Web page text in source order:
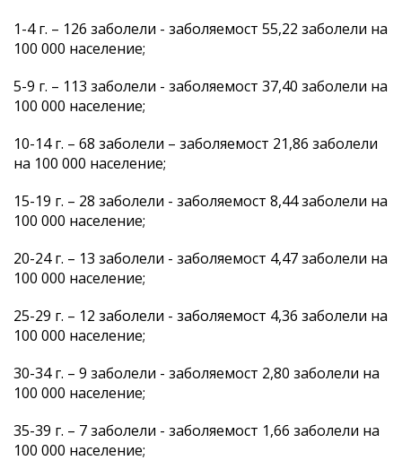
1-4 г. – 126 заболели - заболяемост 55,22 заболели на
100 000 население;
5-9 г. – 113 заболели - заболяемост 37,40 заболели на
100 000 население;
10-14 г. – 68 заболели – заболяемост 21,86 заболели
на 100 000 население;
15-19 г. – 28 заболели - заболяемост 8,44 заболели на
100 000 население;
20-24 г. – 13 заболели - заболяемост 4,47 заболели на
100 000 население;
25-29 г. – 12 заболели - заболяемост 4,36 заболели на
100 000 население;
30-34 г. – 9 заболели - заболяемост 2,80 заболели на
100 000 население;
35-39 г. – 7 заболели - заболяемост 1,66 заболели на
100 000 население;